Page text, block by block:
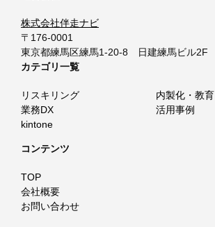
株式会社伴走ナビ
〒176-0001
東京都練馬区練馬1-20-8 日建練馬ビル2F
カテゴリ一覧
リスキリング
内製化・教育
業務DX
活用事例
kintone
コンテンツ
TOP
会社概要
お問い合わせ